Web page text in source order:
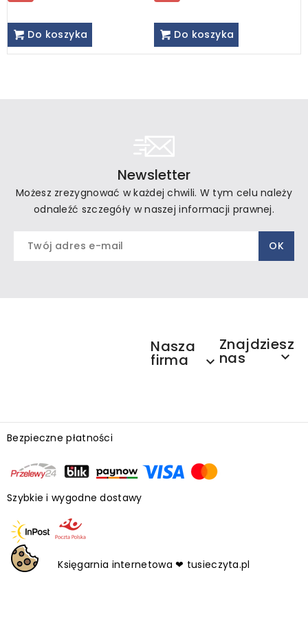
Do koszyka Do koszyka
Newsletter
Możesz zrezygnować w każdej chwili. W tym celu należy
odnaleźć szczegóły w naszej informacji prawnej.
Nasza
firma 
Znajdziesz
nas 
Bezpieczne płatności
Szybkie i wygodne dostawy
Księgarnia internetowa ❤ tusieczyta.pl